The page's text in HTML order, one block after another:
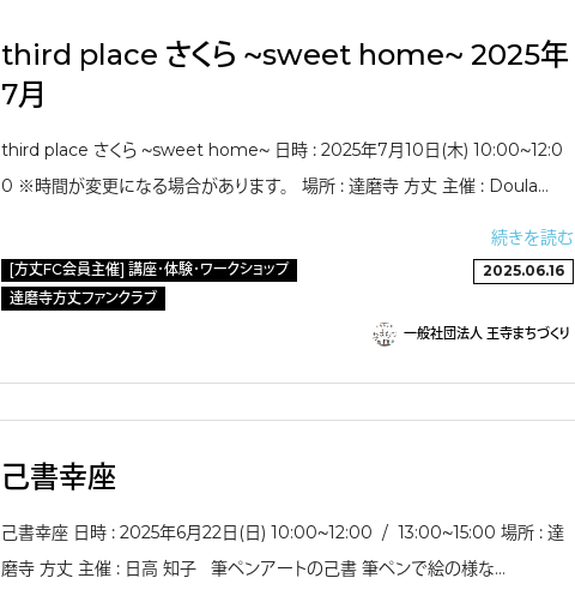
third place さくら 〜sweet home〜 2025年
7月
third place さくら 〜sweet home〜 日時 ： 2025年7月10日(木) 10:00〜12:0
0 ※時間が変更になる場合があります。 場所 ： 達磨寺 方丈 主催 ： Doula…
続きを読む
[方丈FC会員主催] 講座・体験・ワークショップ
達磨寺方丈ファンクラブ
2025.06.16
一般社団法人 王寺まちづくり
己書幸座
己書幸座 日時 ： 2025年6月22日(日) 10:00〜12:00 / 13:00〜15:00 場所 ： 達
磨寺 方丈 主催 ： 日高 知子 筆ペンアートの己書 筆ペンで絵の様な…